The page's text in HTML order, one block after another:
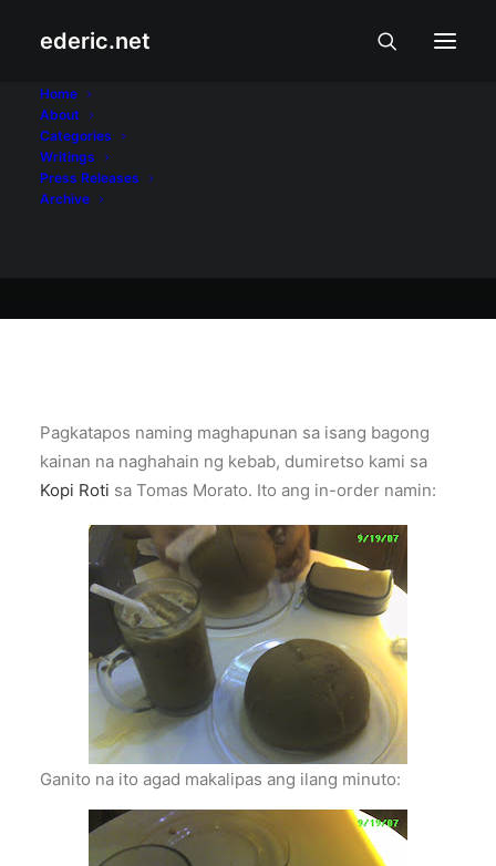
ederic.net
Home
About
Categories
Writings
Press Releases
Archive
Pagkatapos naming maghapunan sa isang bagong
kainan na naghahain ng kebab, dumiretso kami sa
Kopi Roti sa Tomas Morato. Ito ang in-order namin:
Ganito na ito agad makalipas ang ilang minuto: